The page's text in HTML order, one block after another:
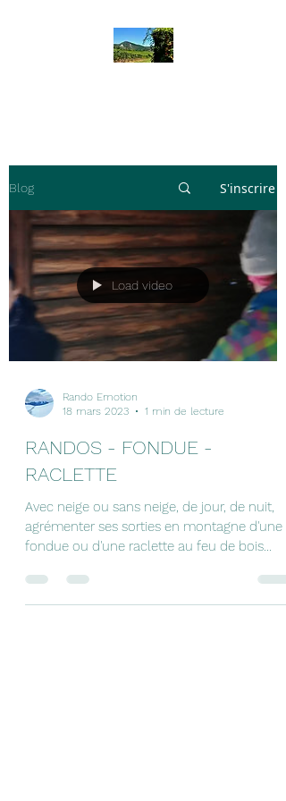
Blog S'inscrire
Load video
Rando Emotion
18 mars 2023
1 min de lecture
RANDOS - FONDUE -
RACLETTE
Avec neige ou sans neige, de jour, de nuit,
agrémenter ses sorties en montagne d'une
fondue ou d'une raclette au feu de bois